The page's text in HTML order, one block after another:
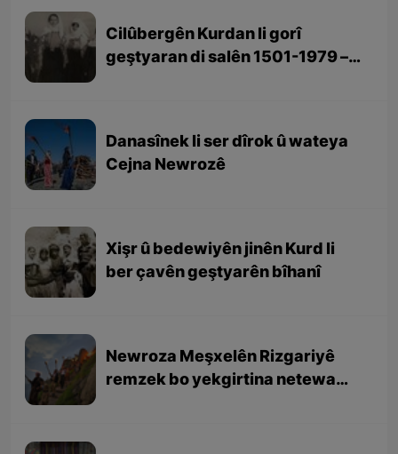
Cilûbergên Kurdan li gorî
geştyaran di salên 1501-1979 –
Danasînek li ser dîrok û wateya
Cejna Newrozê
Xişr û bedewiyên jinên Kurd li
ber çavên geştyarên bîhanî
Newroza Meşxelên Rizgariyê
remzek bo yekgirtina netewa